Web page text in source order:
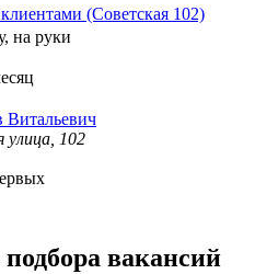
(Советская 102)
на руки
Витальевич
улица, 102
вакансий